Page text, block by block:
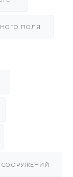
ПОЛЯ
СООРУЖЕНИЙ